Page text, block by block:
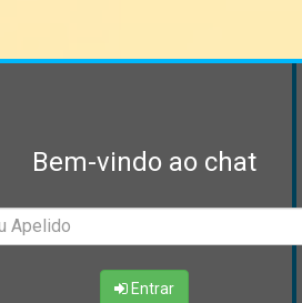
Bem-vindo ao chat
Entrar